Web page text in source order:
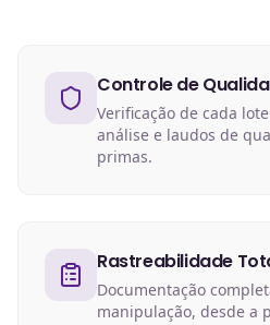
Controle de
Verificação de cada
análise e laudos de
primas.
Rastreabilidade
Documentação
manipulação, desde a